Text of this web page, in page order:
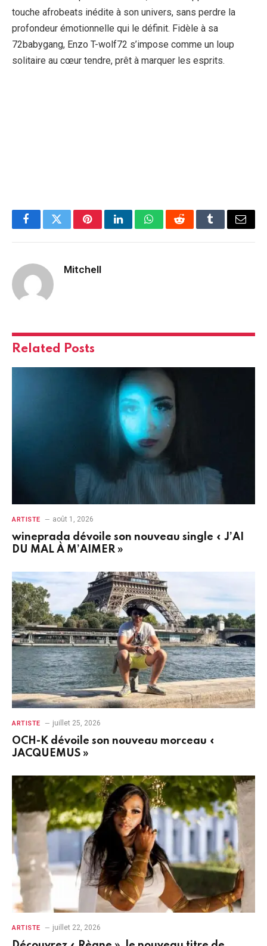
touche afrobeats inédite à son univers, sans perdre la
profondeur émotionnelle qui le définit. Fidèle à sa
72babygang, Enzo T-wolf72 s’impose comme un loup
solitaire au cœur tendre, prêt à marquer les esprits.
FacebookTwitterPinterestLinkedInWhatsAppRedditTumblrEmail
Mitchell
Related Posts
ARTISTE août 1, 2026
wineprada dévoile son nouveau single « J’AI
DU MAL À M’AIMER »
ARTISTE juillet 25, 2026
OCH-K dévoile son nouveau morceau «
JACQUEMUS »
ARTISTE juillet 22, 2026